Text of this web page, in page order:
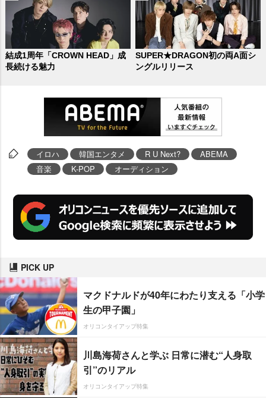
結成1周年「CROWN HEAD」成
長続ける魅力
SUPER★DRAGON初の両A面シ
ングルリリース
イロハ 韓国エンタメ R U Next?
ABEMA
音楽
K-POP オーディション
PICK UP
マクドナルドが40年にわたり支える「小学
生の甲子園」
オリコンタイアップ特集
川島海荷さんと学ぶ 日常に潜む“人身取
引”のリアル
オリコンタイアップ特集